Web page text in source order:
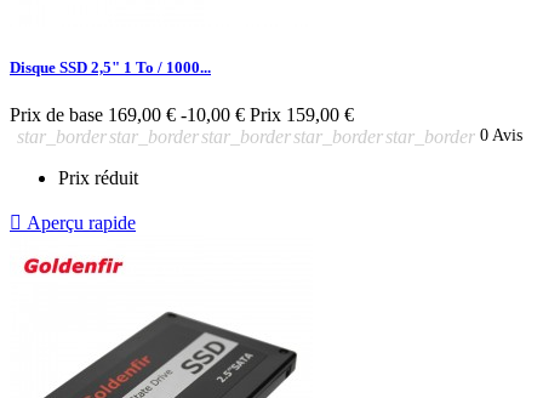
Disque SSD 2,5" 1 To / 1000...
Prix de base 169,00 € -10,00 € Prix 159,00 €
star_borderstar_borderstar_borderstar_borderstar_border 0 Avis
Prix réduit
 Aperçu rapide